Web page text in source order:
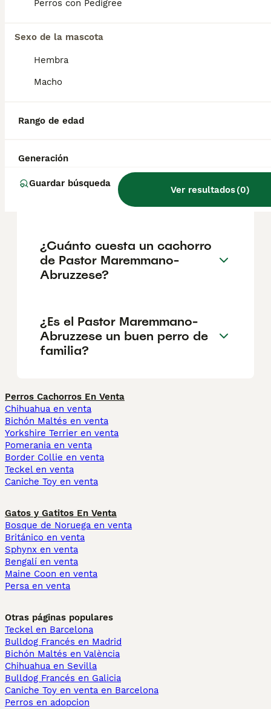
Perros con Pedigree
Sexo de la mascota
Hembra
Macho
Rango de edad
Generación
Guardar búsqueda
Ver resultados(0)
guardián y lo ha demostrado en muchas
Maremma?
¿Cuántas veces al día tiene
que comer un pastor
¿Cuánto cuesta un cachorro
de Pastor Maremmano-
Abruzzese?
¿Es el Pastor Maremmano-
Abruzzese un buen perro de
familia?
Perros Cachorros En Venta
Chihuahua en venta
Bichón Maltés en venta
Yorkshire Terrier en venta
Pomerania en venta
Border Collie en venta
Teckel en venta
Caniche Toy en venta
Gatos y Gatitos En Venta
Bosque de Noruega en venta
Británico en venta
Sphynx en venta
Bengalí en venta
Maine Coon en venta
Persa en venta
Otras páginas populares
Teckel en Barcelona
Bulldog Francés en Madrid
Bichón Maltés en València
Chihuahua en Sevilla
Bulldog Francés en Galicia
Caniche Toy en venta en Barcelona
Perros en adopcion